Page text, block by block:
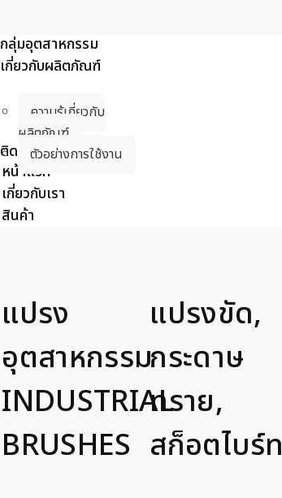
กลุ่มอุตสาหกรรม
เกี่ยวกับผลิตภัณฑ์
ความรู้เกี่ยวกับ
ผลิตภัณฑ์
ตัวอย่างการใช้งาน
ติดต่อเรา
หน้าแรก
เกี่ยวกับเรา
สินค้า
แปรง
อุตสาหกรรม
INDUSTRIAL
BRUSHES
แปรงขัด,
กระดาษ
ทราย,
สก็อตไบร์ท